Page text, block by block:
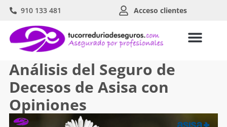
910 133 481 Acceso clientes
Análisis del Seguro de
Decesos de Asisa con
Opiniones